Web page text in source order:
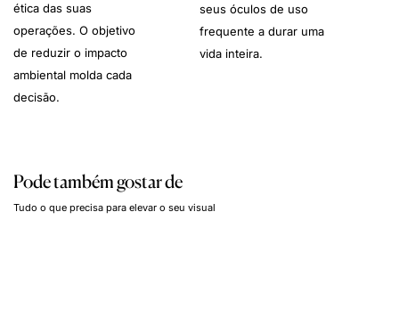
ética das suas
operações. O objetivo
de reduzir o impacto
ambiental molda cada
decisão.
seus óculos de uso
frequente a durar uma
vida inteira.
Pode também gostar de
Tudo o que precisa para elevar o seu visual